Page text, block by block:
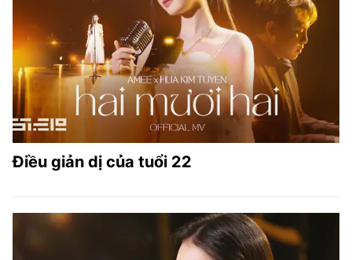
Điều giản dị của tuổi 22